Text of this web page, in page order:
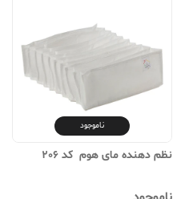
ناموجود
نظم دهنده مای هوم کد 206